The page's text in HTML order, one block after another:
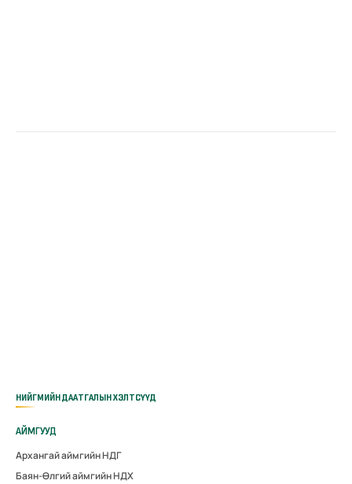
НИЙГМИЙН ДААТГАЛЫН ХЭЛТСҮҮД
АЙМГУУД
Архангай аймгийн НДГ
Баян-Өлгий аймгийн НДХ